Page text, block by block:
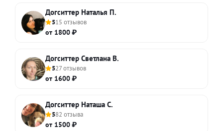
Догситтер Наталья П.
515 отзывов
от 1800 ₽
Догситтер Светлана В.
527 отзывов
от 1600 ₽
Догситтер Наташа С.
582 отзыва
от 1500 ₽